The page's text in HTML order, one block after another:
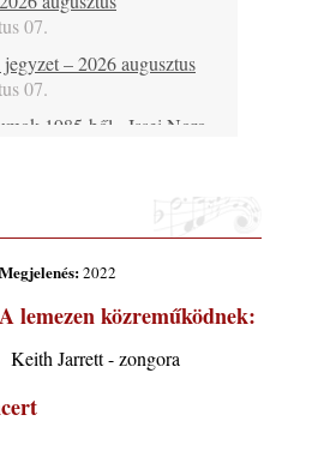
07.
– 2026 augusztus
07.
1985-ből - Issei Noro
1984-ből - John Scofield
06.
augusztus 6-9.: 4 nap, 4
zenészei, 40 óra zene és
05.
– 541. rész: Juhász
Megjelenés:2022
A lemezen közreműködnek:
Keith Jarrett - zongora